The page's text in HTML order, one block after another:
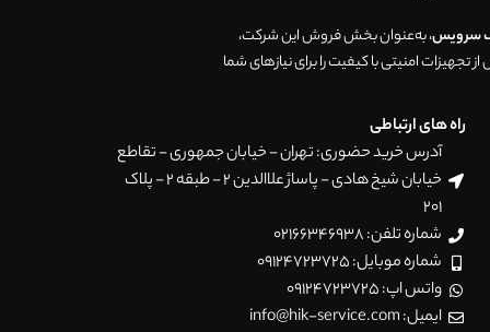
سرویس، به‌عنوان بخش فروش این شرکت،
تجهیزات امنیتی با کیفیت را برای نیازهای شما
راه های ارتباطی
آدرس خرید حضوری: تهران - خیابان جمهوری - تقاطع
خیابان شیخ هادی - پاساژ علاالدین 2 - طبقه 2 - پلاک
201
شماره تلفن: 02166346938
شماره موبایل: 09124723725
واتس اپ: 09124723725
ایمیل: info@hik-service.com